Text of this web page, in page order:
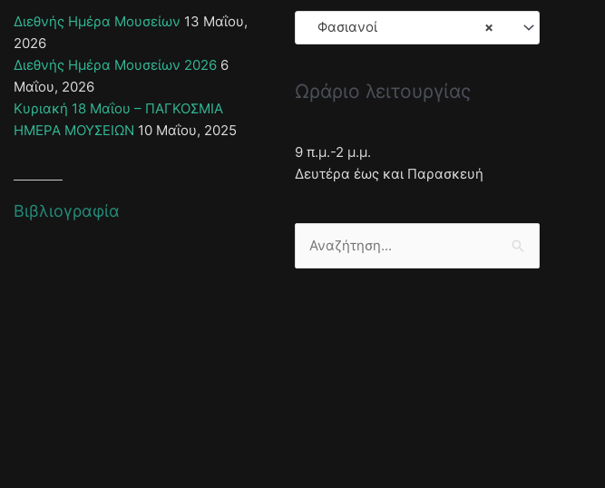
Διεθνής Ημέρα Μουσείων 13 Μαΐου,
2026
Διεθνής Ημέρα Μουσείων 2026 6
Μαΐου, 2026
Κυριακή 18 Μαΐου – ΠΑΓΚΟΣΜΙΑ
ΗΜΕΡΑ ΜΟΥΣΕΙΩΝ 10 Μαΐου, 2025
Βιβλιογραφία
×
Φασιανοί
Ωράριο λειτουργίας
9 π.μ.-2 μ.μ.
Δευτέρα έως και Παρασκευή
Αναζήτηση
για: